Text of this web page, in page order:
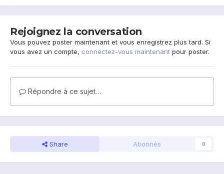
Rejoignez la conversation
Vous pouvez poster maintenant et vous enregistrez plus tard. Si
vous avez un compte, connectez-vous maintenant pour poster.
Répondre à ce sujet…
Share Abonnés 0